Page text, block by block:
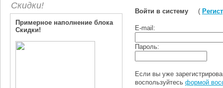
Войти в систему(
E-mail:
Пароль:
Если вы уже
воспользуйтесь формой
Скидки!
Примерное наполнение блока
Скидки!